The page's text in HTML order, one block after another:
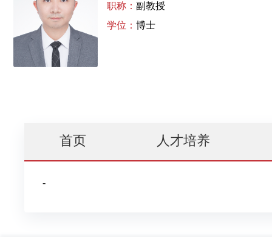
职称：副教授
学位：博士
首页 人才培养